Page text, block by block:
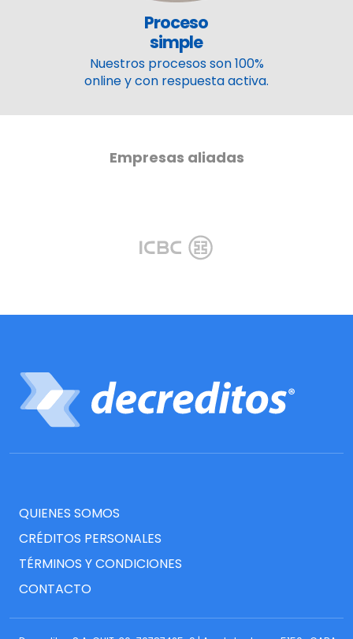
Proceso
simple
Nuestros procesos son 100%
online y con respuesta activa.
Empresas aliadas
QUIENES SOMOS
CRÉDITOS PERSONALES
TÉRMINOS Y CONDICIONES
CONTACTO